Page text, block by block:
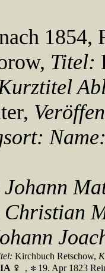
1854,
Titel:
Kirchbuch Retschow,
,
19. Apr 1823